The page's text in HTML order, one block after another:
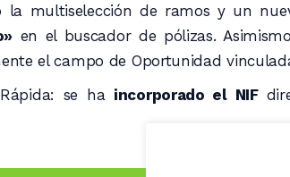
la multiselección de ramos y un
en el buscador de pólizas.
el campo de Oportunidad
se ha incorporado el NIF